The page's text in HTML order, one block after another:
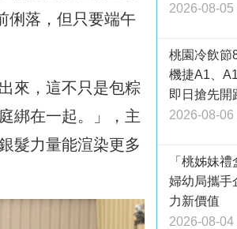
俐落，但只要端午
來，這不只是包粽
綁在一起。」，主
髮力量能渲染更多
2026-08-05
桃園冷飲
機捷A1、
即日搶先開
2026-08-06
「桃姊妹
婦幼局攜手
力新價值
2026-08-04